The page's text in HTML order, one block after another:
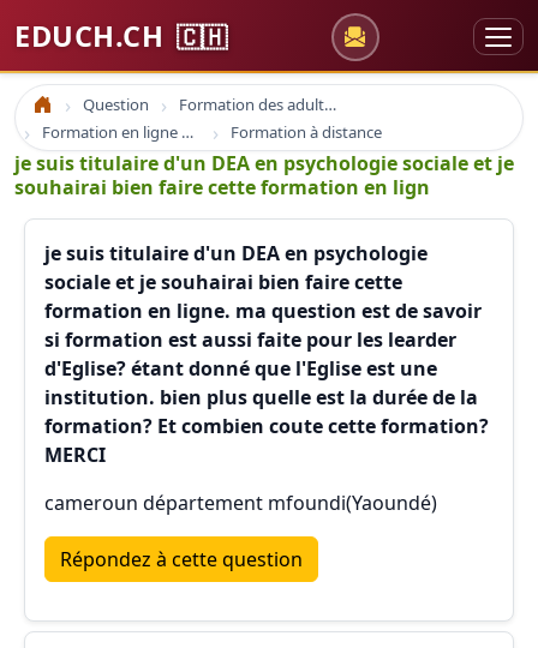
EDUCH.CH 🇨🇭
Accueil Question
Formation des adultes
Formation en ligne e-learning et coaching
Formation à distance
je suis titulaire d'un DEA en psychologie sociale et je
souhairai bien faire cette formation en lign
je suis titulaire d'un DEA en psychologie
sociale et je souhairai bien faire cette
formation en ligne. ma question est de savoir
si formation est aussi faite pour les learder
d'Eglise? étant donné que l'Eglise est une
institution. bien plus quelle est la durée de la
formation? Et combien coute cette formation?
MERCI
cameroun département mfoundi(Yaoundé)
Répondez à cette question